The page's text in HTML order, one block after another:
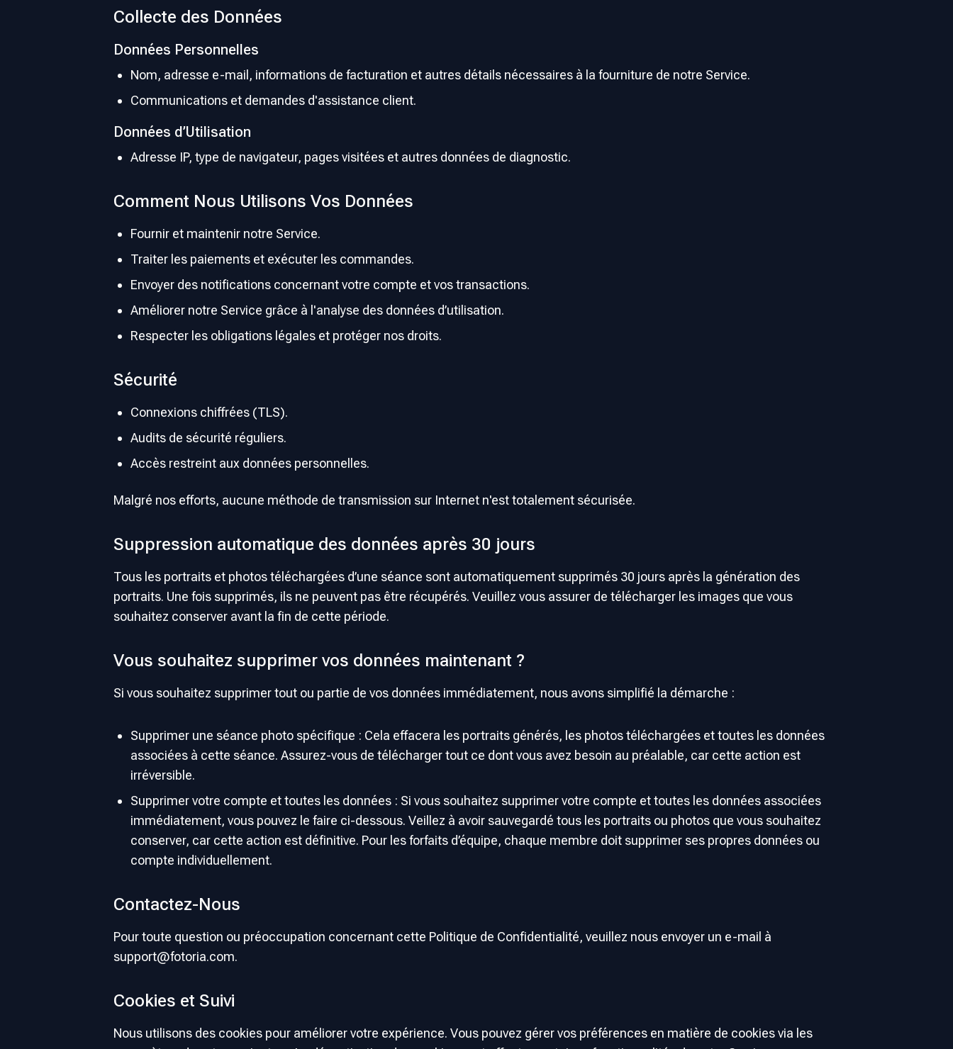
Collecte des Données
Données Personnelles
Nom, adresse e-mail, informations de facturation et autres détails nécessaires à la fourniture de notre Service.
Communications et demandes d'assistance client.
Données d’Utilisation
Adresse IP, type de navigateur, pages visitées et autres données de diagnostic.
Comment Nous Utilisons Vos Données
Fournir et maintenir notre Service.
Traiter les paiements et exécuter les commandes.
Envoyer des notifications concernant votre compte et vos transactions.
Améliorer notre Service grâce à l'analyse des données d’utilisation.
Respecter les obligations légales et protéger nos droits.
Sécurité
Connexions chiffrées (TLS).
Audits de sécurité réguliers.
Accès restreint aux données personnelles.
Malgré nos efforts, aucune méthode de transmission sur Internet n'est totalement sécurisée.
Suppression automatique des données après 30 jours
Tous les portraits et photos téléchargées d’une séance sont automatiquement supprimés 30 jours après la génération des
portraits. Une fois supprimés, ils ne peuvent pas être récupérés. Veuillez vous assurer de télécharger les images que vous
souhaitez conserver avant la fin de cette période.
Vous souhaitez supprimer vos données maintenant ?
Si vous souhaitez supprimer tout ou partie de vos données immédiatement, nous avons simplifié la démarche :
Supprimer une séance photo spécifique : Cela effacera les portraits générés, les photos téléchargées et toutes les données
associées à cette séance. Assurez-vous de télécharger tout ce dont vous avez besoin au préalable, car cette action est
irréversible.
Supprimer votre compte et toutes les données : Si vous souhaitez supprimer votre compte et toutes les données associées
immédiatement, vous pouvez le faire ci-dessous. Veillez à avoir sauvegardé tous les portraits ou photos que vous souhaitez
conserver, car cette action est définitive. Pour les forfaits d’équipe, chaque membre doit supprimer ses propres données ou
compte individuellement.
Contactez-Nous
Pour toute question ou préoccupation concernant cette Politique de Confidentialité, veuillez nous envoyer un e-mail à
support@fotoria.com.
Cookies et Suivi
Nous utilisons des cookies pour améliorer votre expérience. Vous pouvez gérer vos préférences en matière de cookies via les